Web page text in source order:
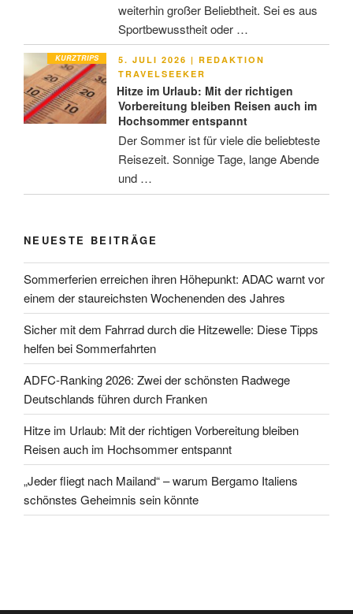
weiterhin großer Beliebtheit. Sei es aus
Sportbewusstheit oder …
KURZTRIPS
VERÖFFENTLICHT
AM
5. JULI 2026 | REDAKTION
TRAVELSEEKER
Hitze im Urlaub: Mit der richtigen
Vorbereitung bleiben Reisen auch im
Hochsommer entspannt
Der Sommer ist für viele die beliebteste
Reisezeit. Sonnige Tage, lange Abende
und …
NEUESTE BEITRÄGE
Sommerferien erreichen ihren Höhepunkt: ADAC warnt vor
einem der staureichsten Wochenenden des Jahres
Sicher mit dem Fahrrad durch die Hitzewelle: Diese Tipps
helfen bei Sommerfahrten
ADFC-Ranking 2026: Zwei der schönsten Radwege
Deutschlands führen durch Franken
Hitze im Urlaub: Mit der richtigen Vorbereitung bleiben
Reisen auch im Hochsommer entspannt
„Jeder fliegt nach Mailand“ – warum Bergamo Italiens
schönstes Geheimnis sein könnte